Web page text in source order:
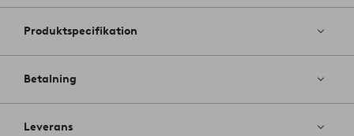
Produktspecifikation
Betalning
Leverans